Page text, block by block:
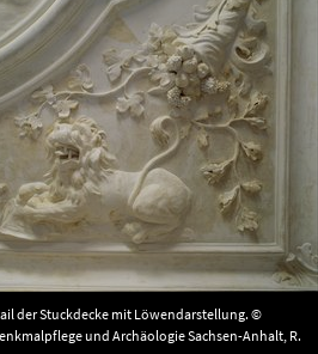
der Stuckdecke mit Löwendarstellung. ©
und Archäologie Sachsen-Anhalt, R.